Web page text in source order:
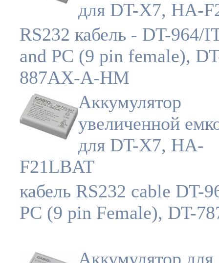
для DT-X7, HA-
RS232 кабель - DT-964/
and PC (9 pin female),
887AX-A-HM
Аккумулятор
увеличенной
для DT-X7, HA-
F21LBAT
кабель RS232 cable DT-
PC (9 pin Female), DT-
Аккумулятор для